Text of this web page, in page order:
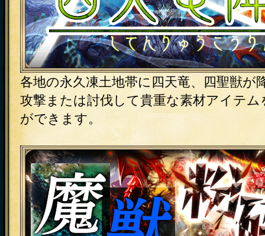
各地の永久凍土地帯に四天竜、四聖獣が
攻撃または討伐して貴重な素材アイテ
ができます。